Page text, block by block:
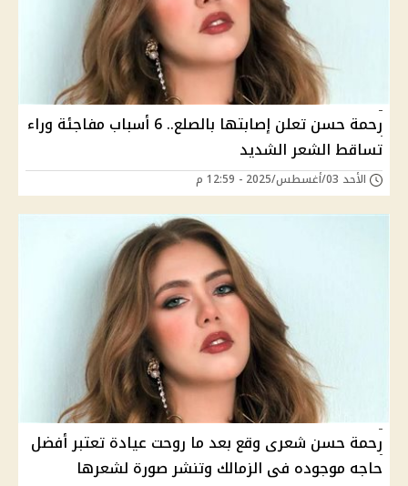
رحمة حسن تعلن إصابتها بالصلع.. 6 أسباب مفاجئة وراء
تساقط الشعر الشديد
الأحد 03/أغسطس/2025 - 12:59 م
رحمة حسن شعرى وقع بعد ما روحت عيادة تعتبر أفضل
حاجه موجوده فى الزمالك وتنشر صورة لشعرها